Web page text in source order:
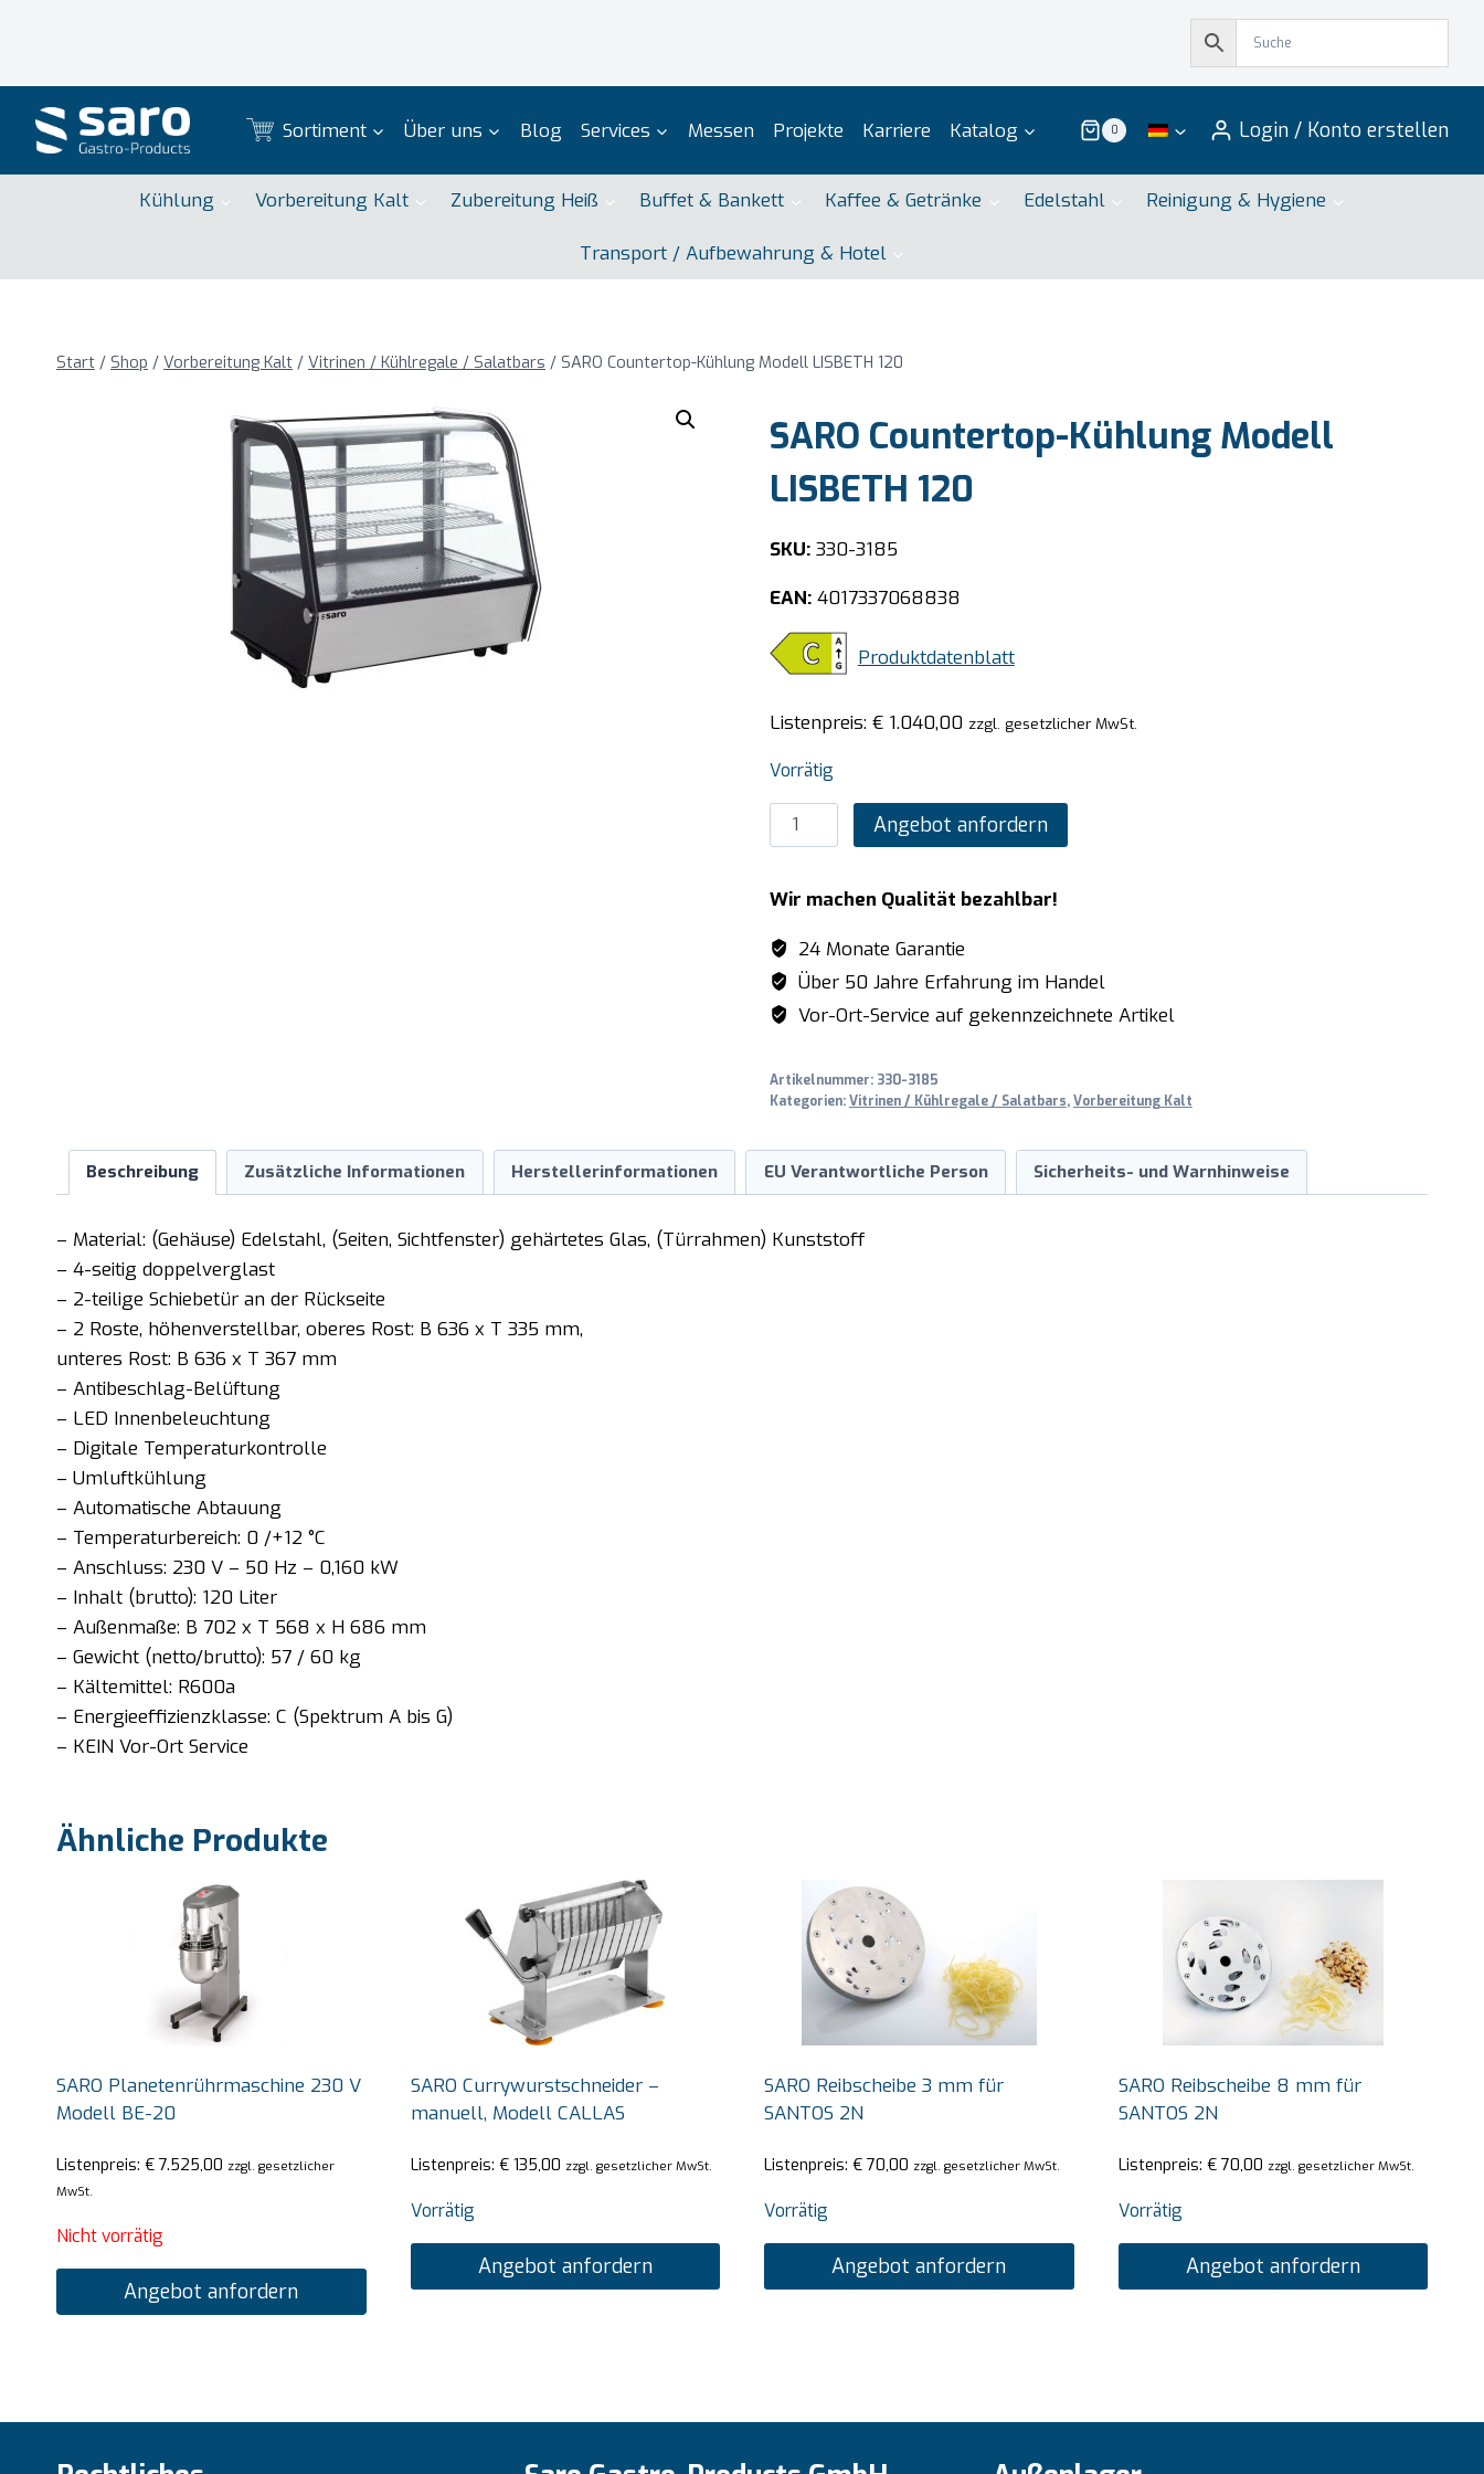
Sortiment Über uns Blog Services Messen Projekte Karriere Katalog 0 Login / Konto erstellen
Kühlung Vorbereitung Kalt Zubereitung Heiß Buffet & Bankett Kaffee & Getränke Edelstahl Reinigung & Hygiene
Transport / Aufbewahrung & Hotel
Start / Shop / Vorbereitung Kalt / Vitrinen / Kühlregale / Salatbars / SARO Countertop-Kühlung Modell LISBETH 120
SARO Countertop-Kühlung Modell
LISBETH 120
SKU:330-3185
EAN:4017337068838
Produktdatenblatt
Listenpreis: €1.040,00 zzgl. gesetzlicher MwSt.
Vorrätig
SARO
Countertop-
Modell
LISBETH
120
Menge
Angebot anfordern
Wir machen Qualität bezahlbar!
24 Monate Garantie
Über 50 Jahre Erfahrung im Handel
Vor-Ort-Service auf gekennzeichnete Artikel
Artikelnummer: 330-3185
Kategorien:Vitrinen / Kühlregale / Salatbars,Vorbereitung Kalt
Beschreibung Zusätzliche Informationen Herstellerinformationen EU Verantwortliche Person Sicherheits- und Warnhinweise
– Material: (Gehäuse) Edelstahl, (Seiten, Sichtfenster) gehärtetes Glas, (Türrahmen) Kunststoff
– 4-seitig doppelverglast
– 2-teilige Schiebetür an der Rückseite
– 2 Roste, höhenverstellbar, oberes Rost: B 636 x T 335 mm,
unteres Rost: B 636 x T 367 mm
– Antibeschlag-Belüftung
– LED Innenbeleuchtung
– Digitale Temperaturkontrolle
– Umluftkühlung
– Automatische Abtauung
– Temperaturbereich: 0 /+12 °C
– Anschluss: 230 V – 50 Hz – 0,160 kW
– Inhalt (brutto): 120 Liter
– Außenmaße: B 702 x T 568 x H 686 mm
– Gewicht (netto/brutto): 57 / 60 kg
– Kältemittel: R600a
– Energieeffizienzklasse: C (Spektrum A bis G)
– KEIN Vor-Ort Service
Ähnliche Produkte
SARO Planetenrührmaschine 230 V
Modell BE-20
Listenpreis: € 7.525,00 zzgl. gesetzlicher
MwSt.
Nicht vorrätig
Angebot anfordern
SARO Currywurstschneider –
manuell, Modell CALLAS
Listenpreis: €135,00 zzgl. gesetzlicher MwSt.
Vorrätig
Angebot anfordern
SARO Reibscheibe 3 mm für
SANTOS 2N
Listenpreis: € 70,00 zzgl. gesetzlicher MwSt.
Vorrätig
Angebot anfordern
SARO Reibscheibe 8 mm für
SANTOS 2N
Listenpreis: €70,00 zzgl. gesetzlicher MwSt.
Vorrätig
Angebot anfordern